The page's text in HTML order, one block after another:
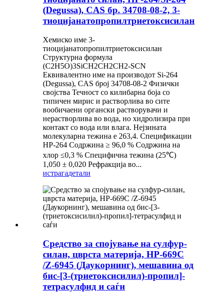
(Degussa), CAS бр. 34708-08-2, 3-
тиоцијанатопропилтриетоксисилан
Хемиско име 3-
тиоцијанатопропилтриетоксисилан
Структурна формула
(C2H5O)3SiCH2CH2CH2-SCN
Еквивалентно име на производот Si-264
(Degussa), CAS број 34708-08-2 Физички
својства Течност со килибарна боја со
типичен мирис и растворлива во сите
вообичаени органски растворувачи и
нерастворлива во вода, но хидролизира при
контакт со вода или влага. Нејзината
молекуларна тежина е 263,4. Спецификации
HP-264 Содржина ≥ 96,0 % Содржина на
хлор ≤0,3 % Специфична тежина (25℃)
1,050 ± 0,020 Рефракција во...
истрагадетали
Средство за спојување на сулфур-
силан, цврста материја, HP-669C
/Z-6945 (Даукорнинг), мешавина од
бис-[3-(триетоксисилил)-пропил]-
тетрасулфид и саѓи